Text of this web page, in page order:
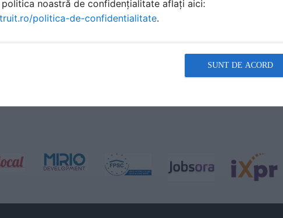
noastră de confidențialitate aflați aici:
politica-de-confidentialitate.
SUNT DE ACORD